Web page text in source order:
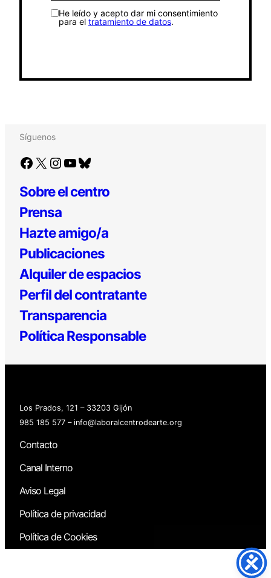
He leído y acepto dar mi consentimiento
para el tratamiento de datos.
Síguenos
Facebook X Instagram YouTube Bluesky
Sobre el centro
Prensa
Hazte amigo/a
Publicaciones
Alquiler de espacios
Perfil del contratante
Transparencia
Política Responsable
Los Prados, 121 – 33203 Gijón
985 185 577 – info@laboralcentrodearte.org
Contacto
Canal Interno
Aviso Legal
Política de privacidad
Política de Cookies